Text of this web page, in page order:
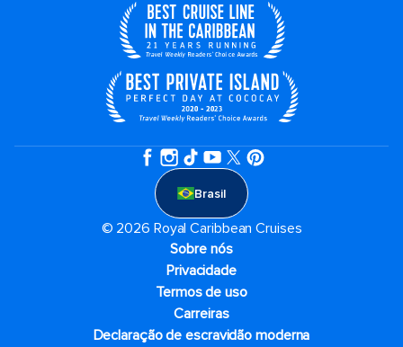
Brasil
© 2026 Royal Caribbean Cruises
Sobre nós
Privacidade
Termos de uso
Carreiras
Declaração de escravidão moderna